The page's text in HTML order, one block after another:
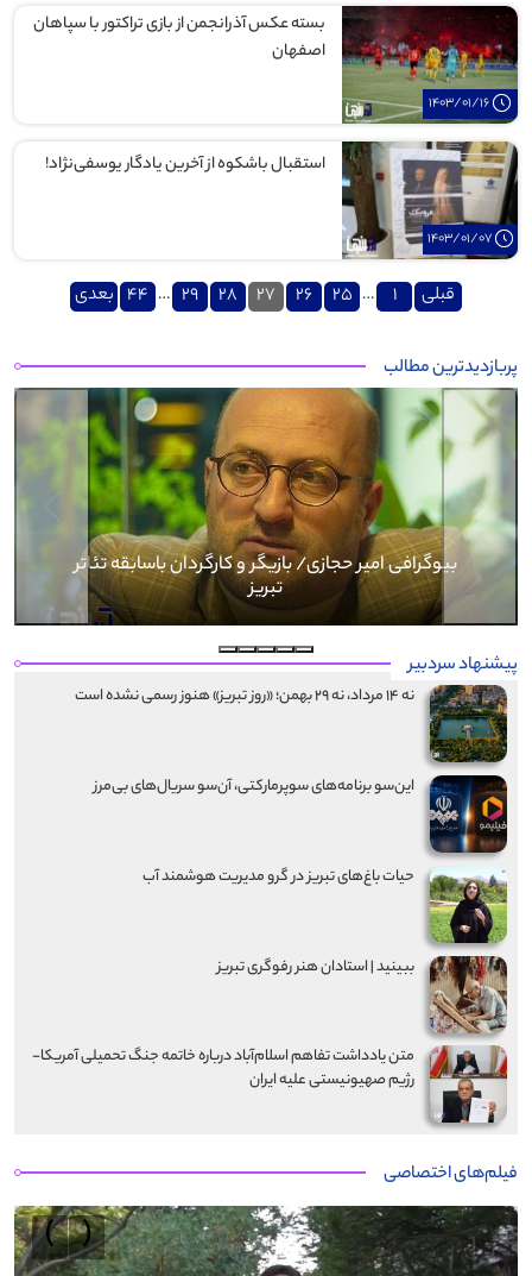
1403/01/16
بسته عکس آذرانجمن از بازی تراکتور با سپاهان
اصفهان
1403/01/07
استقبال باشکوه از آخرین یادگار یوسفی‌نژاد!
صفحه‌بندی
نوشته‌ها
قبلی 1
…
25
26
27
28
29
…
44 بعدی
پربازدیدترین مطالب
بیوگرافی کرار نماری
Previous
پیشنهاد سردبیر
نه ۱۴ مرداد، نه ۲۹ بهمن؛ «روز تبریز» هنوز رسمی نشده است
این‌سو برنامه‌های سوپرمارکتی، آن‌سو سریال‌های بی‌مرز
حیات باغ‌های تبریز در گرو مدیریت هوشمند آب
ببینید | استادان هنر رفوگری تبریز
متن یادداشت تفاهم اسلام‌آباد درباره خاتمه جنگ تحمیلی آمریکا-
رژیم صهیونیستی علیه ایران
فیلم‌های اختصاصی
‹
›